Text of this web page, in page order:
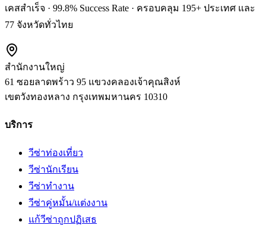
เคสสำเร็จ · 99.8% Success Rate · ครอบคลุม 195+ ประเทศ และ
77 จังหวัดทั่วไทย
สำนักงานใหญ่
61 ซอยลาดพร้าว 95 แขวงคลองเจ้าคุณสิงห์
เขตวังทองหลาง กรุงเทพมหานคร 10310
บริการ
วีซ่าท่องเที่ยว
วีซ่านักเรียน
วีซ่าทำงาน
วีซ่าคู่หมั้น/แต่งงาน
แก้วีซ่าถูกปฏิเสธ